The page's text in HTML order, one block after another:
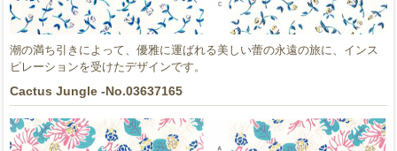
潮の満ち引きによって、優雅に運ばれる美しい蕾の永遠の旅に、インス
ピレーションを受けたデザインです。
Cactus Jungle -No.03637165